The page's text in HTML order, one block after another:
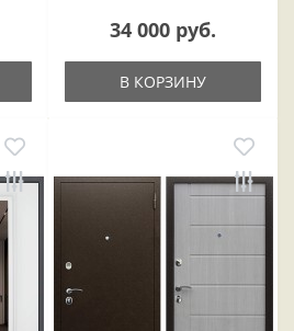
34 000 руб.
В КОРЗИНУ